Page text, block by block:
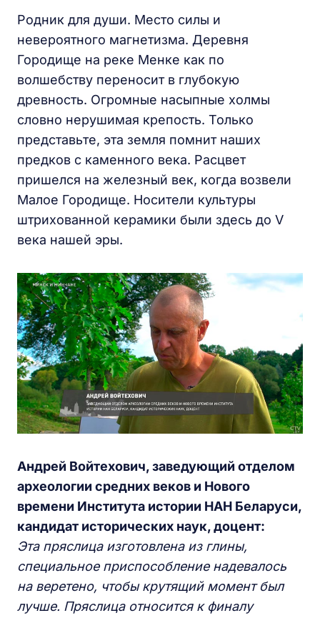
Родник для души. Место силы и
невероятного магнетизма. Деревня
Городище на реке Менке как по
волшебству переносит в глубокую
древность. Огромные насыпные холмы
словно нерушимая крепость. Только
представьте, эта земля помнит наших
предков с каменного века. Расцвет
пришелся на железный век, когда возвели
Малое Городище. Носители культуры
штрихованной керамики были здесь до V
века нашей эры.
Андрей Войтехович, заведующий отделом
археологии средних веков и Нового
времени Института истории НАН Беларуси,
кандидат исторических наук, доцент:
Эта пряслица изготовлена из глины,
специальное приспособление надевалось
на веретено, чтобы крутящий момент был
лучше. Пряслица относится к финалу